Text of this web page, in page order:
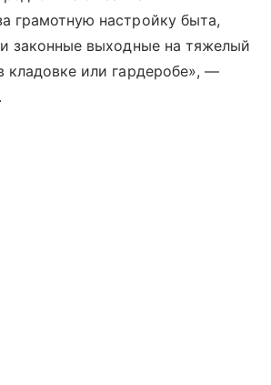
грамотную настройку быта,
законные выходные на тяжелый
кладовке или гардеробе», —